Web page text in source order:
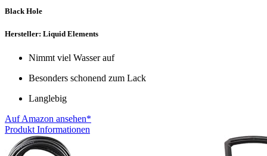
Black Hole
Hersteller: Liquid Elements
Nimmt viel Wasser auf
Besonders schonend zum Lack
Langlebig
Auf Amazon ansehen*
Produkt Informationen